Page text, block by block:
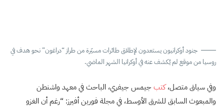
جنود أوكرانيون يستعدون لإطلاق طائرات مسيّرة من طراز “دراغون” نحو هدف في
روسيا من موقع لم يُكشف عنه في أوكرانيا الشهر الماضي.
وفي سياق متصل،كتبجيمس جيفري، الباحث في معهد واشنطن
والمبعوث السابق للشرق الأوسط، في مجلة فورين أفيرز: “رغم أن الغزو